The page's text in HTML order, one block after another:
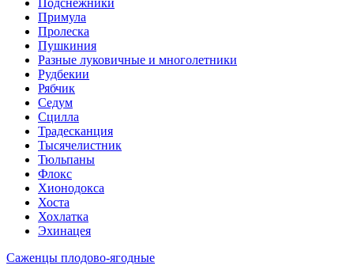
Подснежники
Примула
Пролеска
Пушкиния
Разные луковичные и многолетники
Рудбекии
Рябчик
Седум
Сцилла
Традесканция
Тысячелистник
Тюльпаны
Флокс
Хионодокса
Хоста
Хохлатка
Эхинацея
Саженцы плодово-ягодные